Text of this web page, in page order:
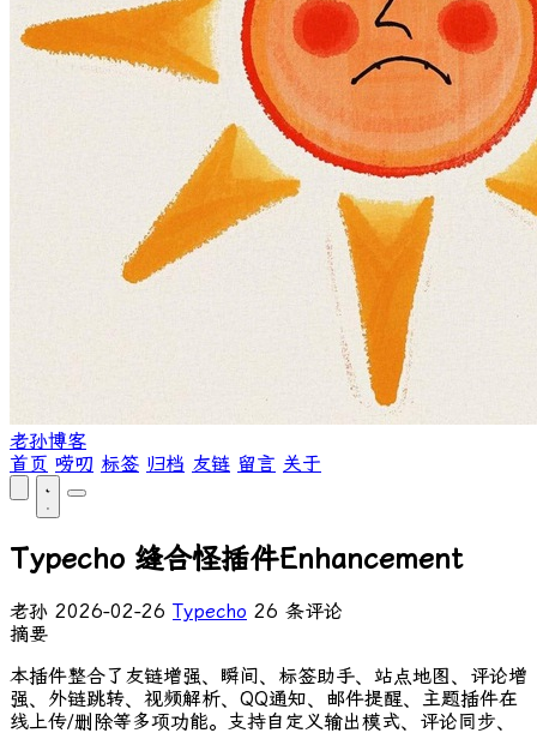
老孙博客
首页 唠叨 标签 归档 友链 留言 关于
Typecho 缝合怪插件Enhancement
老孙 2026-02-26 Typecho 26 条评论
摘要
本插件整合了友链增强、瞬间、标签助手、站点地图、评论增
强、外链跳转、视频解析、QQ通知、邮件提醒、主题插件在
线上传/删除等多项功能。支持自定义输出模式、评论同步、